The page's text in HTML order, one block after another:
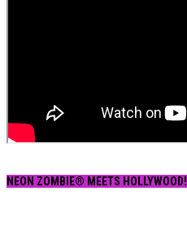
NEON ZOMBIE® MEETS HOLLYWOOD!